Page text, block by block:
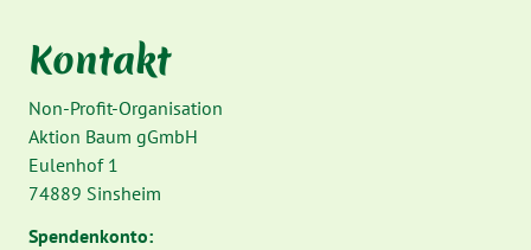
Kontakt
Non-Profit-Organisation
Aktion Baum gGmbH
Eulenhof 1
74889 Sinsheim
Spendenkonto: